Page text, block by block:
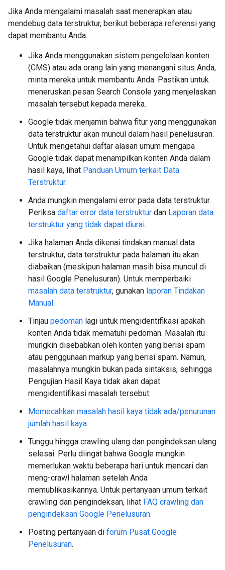
Jika Anda mengalami masalah saat menerapkan atau
mendebug data terstruktur, berikut beberapa referensi yang
dapat membantu Anda.
Jika Anda menggunakan sistem pengelolaan konten
(CMS) atau ada orang lain yang menangani situs Anda,
minta mereka untuk membantu Anda. Pastikan untuk
meneruskan pesan Search Console yang menjelaskan
masalah tersebut kepada mereka.
Google tidak menjamin bahwa fitur yang menggunakan
data terstruktur akan muncul dalam hasil penelusuran.
Untuk mengetahui daftar alasan umum mengapa
Google tidak dapat menampilkan konten Anda dalam
hasil kaya, lihat Panduan Umum terkait Data
Terstruktur.
Anda mungkin mengalami error pada data terstruktur.
Periksa daftar error data terstruktur dan Laporan data
terstruktur yang tidak dapat diurai.
Jika halaman Anda dikenai tindakan manual data
terstruktur, data terstruktur pada halaman itu akan
diabaikan (meskipun halaman masih bisa muncul di
hasil Google Penelusuran). Untuk memperbaiki
masalah data terstruktur, gunakan laporan Tindakan
Manual.
Tinjau pedoman lagi untuk mengidentifikasi apakah
konten Anda tidak mematuhi pedoman. Masalah itu
mungkin disebabkan oleh konten yang berisi spam
atau penggunaan markup yang berisi spam. Namun,
masalahnya mungkin bukan pada sintaksis, sehingga
Pengujian Hasil Kaya tidak akan dapat
mengidentifikasi masalah tersebut.
Memecahkan masalah hasil kaya tidak ada/penurunan
jumlah hasil kaya.
Tunggu hingga crawling ulang dan pengindeksan ulang
selesai. Perlu diingat bahwa Google mungkin
memerlukan waktu beberapa hari untuk mencari dan
meng-crawl halaman setelah Anda
memublikasikannya. Untuk pertanyaan umum terkait
crawling dan pengindeksan, lihat FAQ crawling dan
pengindeksan Google Penelusuran.
Posting pertanyaan di forum Pusat Google
Penelusuran.